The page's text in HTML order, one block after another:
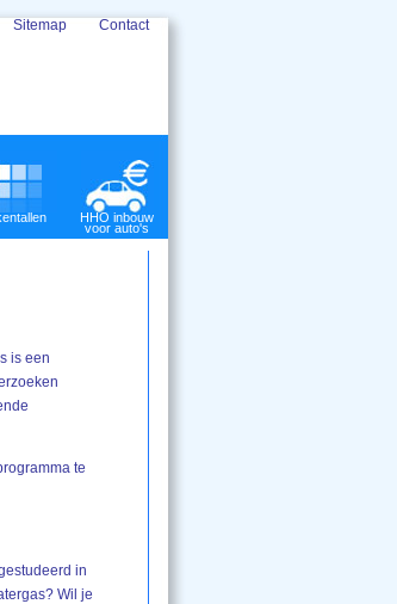
Sitemap Contact
HHO inbouw
voor auto's
is een
te
in
Wil je